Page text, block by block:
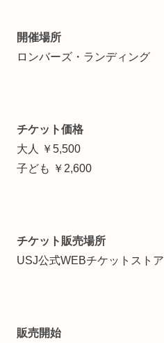
開催場所
ロンバーズ・ランディング
チケット価格
大人 ￥5,500
子ども ￥2,600
チケット販売場所
USJ公式WEBチケットストア
販売開始